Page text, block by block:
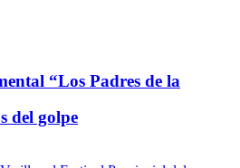
“Los Padres de la
del golpe